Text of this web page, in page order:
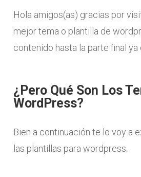
Hola amigos(as) gracias por
mejor tema o plantilla de
contenido hasta la parte final
¿Pero Qué Son Los
WordPress?
Bien a continuación te lo voy a
las plantillas para wordpress.